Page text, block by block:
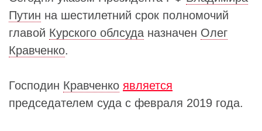
Путин на шестилетний срок полномочий
главой Курского облсуда назначен Олег
Кравченко.
Господин Кравченко является
председателем суда с февраля 2019 года.